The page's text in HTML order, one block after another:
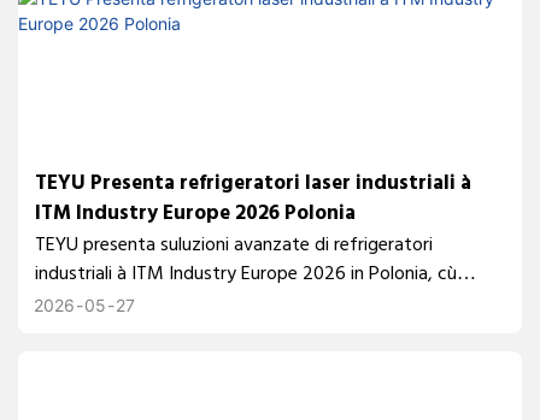
TEYU Presenta refrigeratori laser industriali à
ITM Industry Europe 2026 Polonia
TEYU presenta suluzioni avanzate di refrigeratori
industriali à ITM Industry Europe 2026 in Polonia, cù
refrigeratori laser à fibra, refrigeratori da rack è sistemi di
2026 05 27